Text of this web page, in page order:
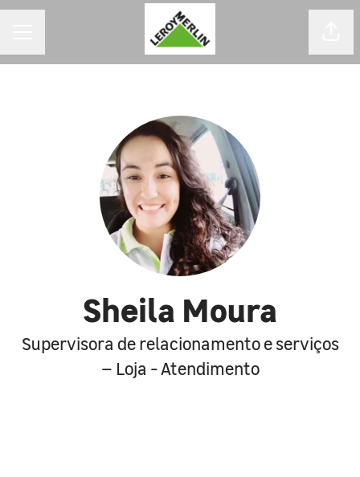
Sheila Moura
Supervisora de relacionamento e serviços
– Loja - Atendimento